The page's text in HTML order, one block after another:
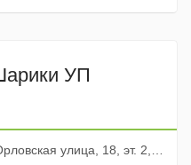
УП
улица, 18, эт. 2, пом. 3